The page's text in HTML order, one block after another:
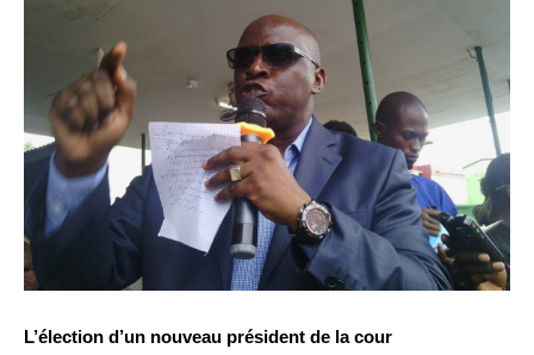
L’élection d’un nouveau président de la cour